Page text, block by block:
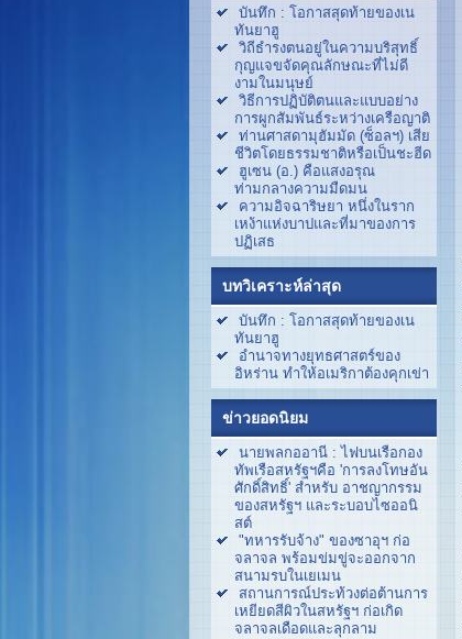
บันทึก : โอกาสสุดท้ายของเน
ทันยาฮู
วิถีธำรงตนอยู่ในความบริสุทธิ์
กุญแจขจัดคุณลักษณะที่ไม่ดี
งามในมนุษย์
วิธีการปฏิบัติตนและแบบอย่าง
การผูกสัมพันธ์ระหว่างเครือญาติ
ท่านศาสดามุฮัมมัด (ซ็อลฯ) เสีย
ชีวิตโดยธรรมชาติหรือเป็นชะฮีด
ฮูเซน (อ.) คือแสงอรุณ
ท่ามกลางความมืดมน
ความอิจฉาริษยา หนึ่งในราก
เหง้าแห่งบาปและที่มาของการ
ปฏิเสธ
บทวิเคราะห์ล่าสุด
บันทึก : โอกาสสุดท้ายของเน
ทันยาฮู
อำนาจทางยุทธศาสตร์ของ
อิหร่าน ทำให้อเมริกาต้องคุกเข่า
ข่าวยอดนิยม
นายพลกออานี : ไฟบนเรือกอง
ทัพเรือสหรัฐฯคือ 'การลงโทษอัน
ศักดิ์สิทธิ์' สำหรับ อาชญากรรม
ของสหรัฐฯ และระบอบไซออนิ
สต์
"ทหารรับจ้าง" ของซาอุฯ ก่อ
จลาจล พร้อมข่มขู่จะออกจาก
สนามรบในเยเมน
สถานการณ์ประท้วงต่อต้านการ
เหยียดสีผิวในสหรัฐฯ ก่อเกิด
จลาจลเดือดและลุกลาม